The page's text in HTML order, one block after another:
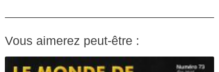
Vous aimerez peut-être :